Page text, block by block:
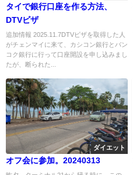
タイで銀行口座を作る方法、
DTVビザ
追加情報 2025.11.7DTVビザを取得した人
がチェンマイに来て、カシコン銀行とバン
コク銀行に行って口座開設を申し込みまし
たが、断られた...
ダイエット
オフ会に参加。20240313